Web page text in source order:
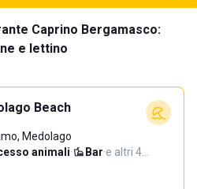
Caprino Bergamasco:
e lettino
Beach
Medolago
animali· Bar·e altri 4…